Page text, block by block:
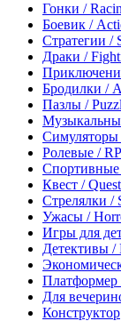
Гонки /
Боевик /
Стратегии /
Драки /
Бродилки /
Пазлы /
Симуляторы
Ролевые /
Спортивные
Квест / Quest
Стрелялки /
Ужасы /
Игры для
Детективы /
Платформер
Для
Конструктор